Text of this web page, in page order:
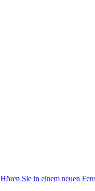
Hören Sie in einem neuen